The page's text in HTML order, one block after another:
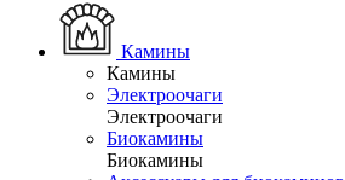
Камины
Камины
Электроочаги
Электроочаги
Биокамины
Биокамины